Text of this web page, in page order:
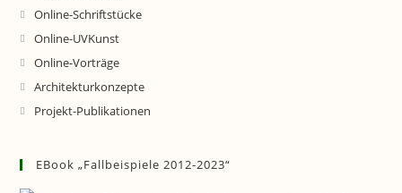
Online-Schriftstücke
Online-UVKunst
Online-Vorträge
Architekturkonzepte
Projekt-Publikationen
EBook „Fallbeispiele 2012-2023“